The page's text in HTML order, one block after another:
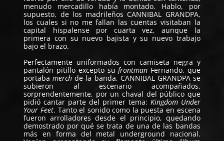
menudo mercadillo había montado. Hablo, por
supuesto, de los madrileñosCANNIBAL GRANDPA,
los cuales si no me fallan las cuentas visitaban la
capital hispalense por cuarta vez, aunque la
primera con su nuevo bajista y su nuevo trabajo
bajo el brazo.
Perfectamente uniformados con camiseta negra y
pantalón pitillo excepto sufrontman Fernando, que
portabamerch de la banda, CANNIBAL GRANDPA se
subieron al escenario acompañados,
sorprendentemente, por un chaval del público que
pidió cantar parte del primer tema: Kingdom Under
Your Feet. Tanto el sonido como la puesta en escena
fueron arrolladores desde el principio, quedando
demostrado por qué se trata de una de las bandas
más en forma del metal underground nacional.